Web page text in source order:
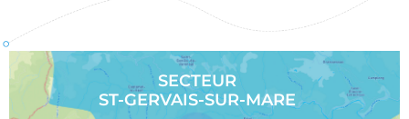
SECTEUR
ST-GERVAIS-SUR-MARE